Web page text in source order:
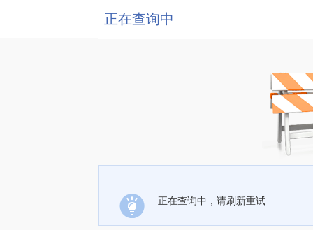
正在查询中
正在查询中，请刷新重试